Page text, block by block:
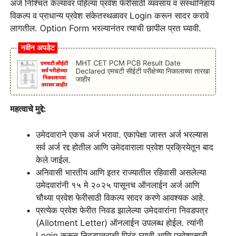
अर्ज निश्चित केल्यावर पहिल्या प्रवेश फेरीसाठी व्यवसाय व संस्थानिहाय
विकल्प व प्राधान्य प्रवेश संकेतस्थळावर Login करून सादर करावे
लागतील. Option Form भरल्यानंतर त्याची छापील प्रत घ्यावी.
नवीन अपडेट
MHT CET PCM PCB Result Date
Declared एमचटी सीईटी परीक्षेच्या निकालाच्या तारखा
जाहीर
महत्वाचे मुद्दे:
उमेदवाराने एकच अर्ज भरावा. एकापेक्षा जास्त अर्ज भरल्यास
सर्व अर्ज रद्द होतील आणि उमेदवाराला प्रवेश प्रक्रियेतून बाद
केले जाईल.
अनिवासी भारतीय आणि इतर राज्यातील रहिवासी असलेल्या
उमेदवारांनी १५ मे २०२५ पासूनच ऑनलाईन अर्ज आणि
चौथ्या प्रवेश फेरीसाठी विकल्प सादर करणे आवश्यक आहे.
प्रत्येक प्रवेश फेरीत निवड झालेल्या उमेदवारांना निवडपत्र
(Allotment Letter) ऑनलाईन उपलब्ध होईल. त्यांनी